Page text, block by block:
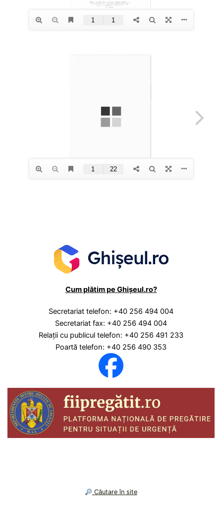
Cum plătim pe Ghișeul.ro?
Secretariat telefon: +40 256 494 004
Secretariat fax: +40 256 494 004
Relaţii cu publicul telefon: +40 256 491 233
Poartă telefon: +40 256 490 353
︎ Căutare în site